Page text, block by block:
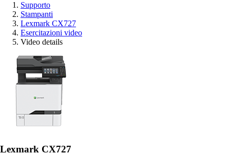
Supporto
Stampanti
Lexmark CX727
Esercitazioni video
Video details
Lexmark CX727